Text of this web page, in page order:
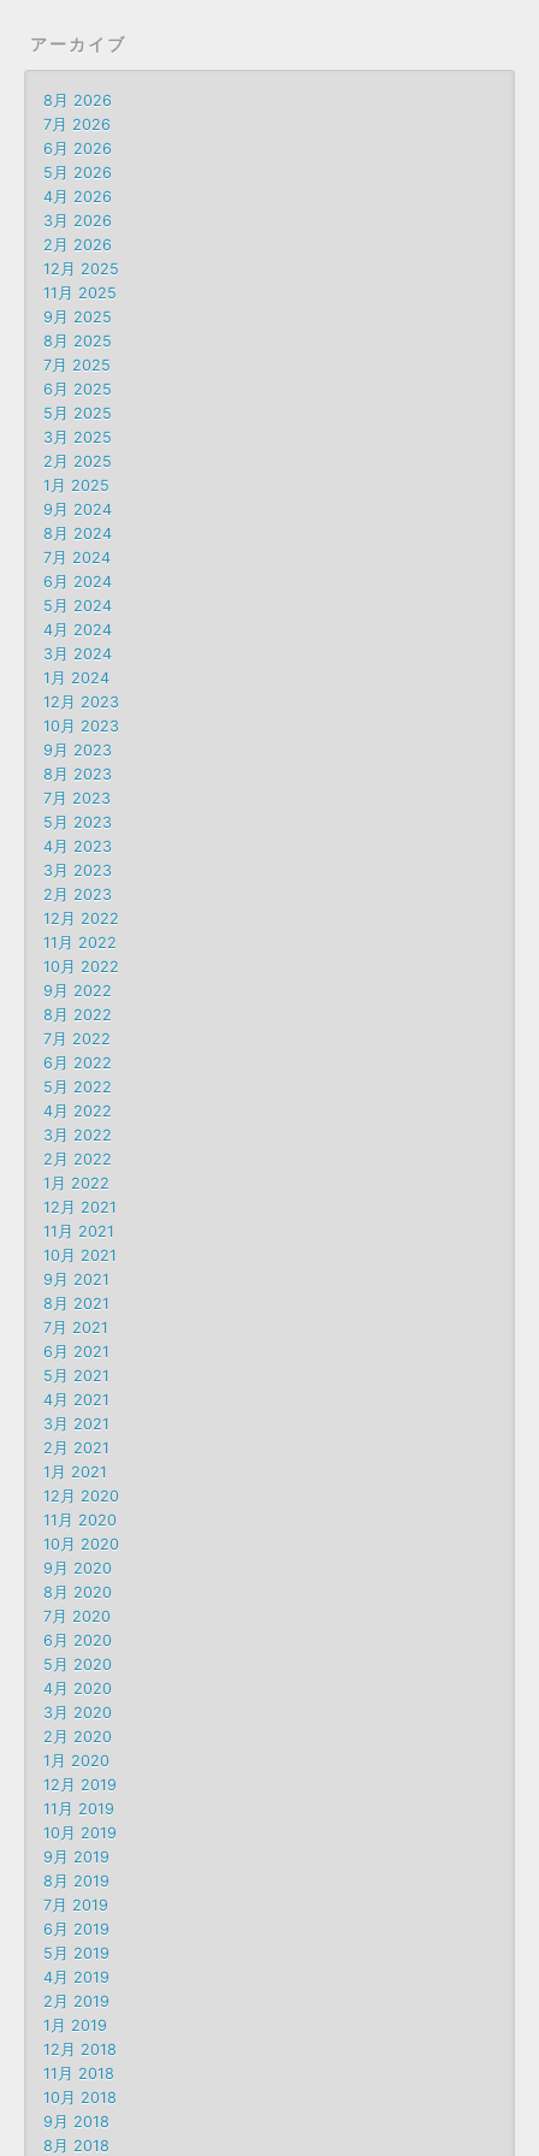
アーカイブ
8月 2026
7月 2026
6月 2026
5月 2026
4月 2026
3月 2026
2月 2026
12月 2025
11月 2025
9月 2025
8月 2025
7月 2025
6月 2025
5月 2025
3月 2025
2月 2025
1月 2025
9月 2024
8月 2024
7月 2024
6月 2024
5月 2024
4月 2024
3月 2024
1月 2024
12月 2023
10月 2023
9月 2023
8月 2023
7月 2023
5月 2023
4月 2023
3月 2023
2月 2023
12月 2022
11月 2022
10月 2022
9月 2022
8月 2022
7月 2022
6月 2022
5月 2022
4月 2022
3月 2022
2月 2022
1月 2022
12月 2021
11月 2021
10月 2021
9月 2021
8月 2021
7月 2021
6月 2021
5月 2021
4月 2021
3月 2021
2月 2021
1月 2021
12月 2020
11月 2020
10月 2020
9月 2020
8月 2020
7月 2020
6月 2020
5月 2020
4月 2020
3月 2020
2月 2020
1月 2020
12月 2019
11月 2019
10月 2019
9月 2019
8月 2019
7月 2019
6月 2019
5月 2019
4月 2019
2月 2019
1月 2019
12月 2018
11月 2018
10月 2018
9月 2018
8月 2018